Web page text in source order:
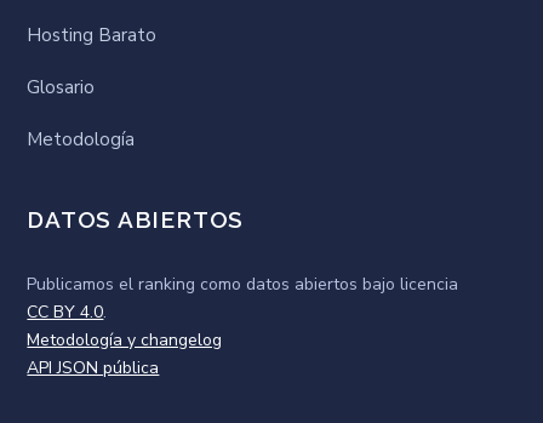
Hosting Barato
Glosario
Metodología
DATOS ABIERTOS
Publicamos el ranking como datos abiertos bajo licencia
CC BY 4.0.
Metodología y changelog
API JSON pública